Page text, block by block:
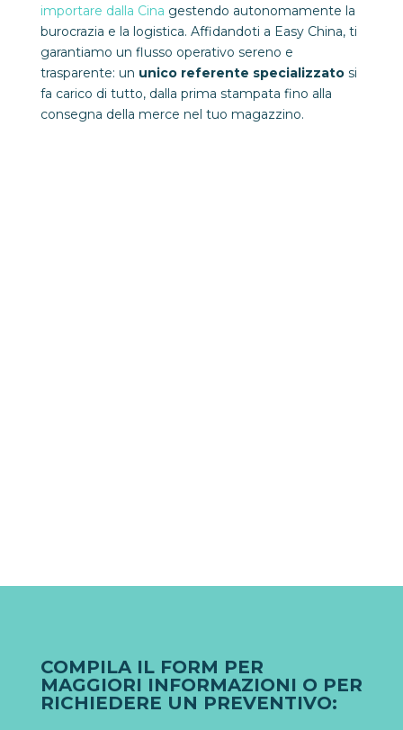
importare dalla Cina gestendo autonomamente la
burocrazia e la logistica. Affidandoti a Easy China, ti
garantiamo un flusso operativo sereno e
trasparente: un unico referente specializzatosi
fa carico di tutto, dalla prima stampata fino alla
consegna della merce nel tuo magazzino.
COMPILA IL FORM PER
MAGGIORI INFORMAZIONI O PER
RICHIEDERE UN PREVENTIVO: